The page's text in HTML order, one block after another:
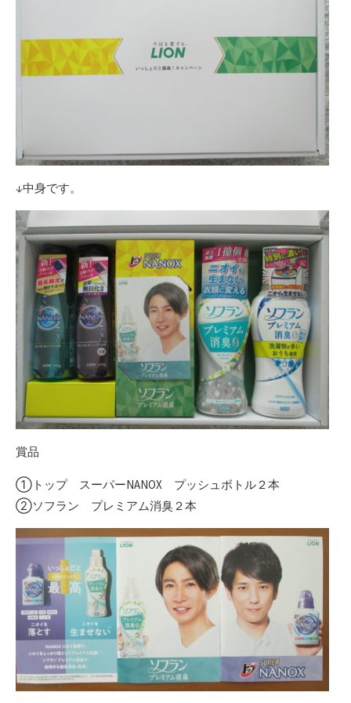
↓中身です。
賞品
①トップ スーパーNANOX プッシュボトル２本
②ソフラン プレミアム消臭２本